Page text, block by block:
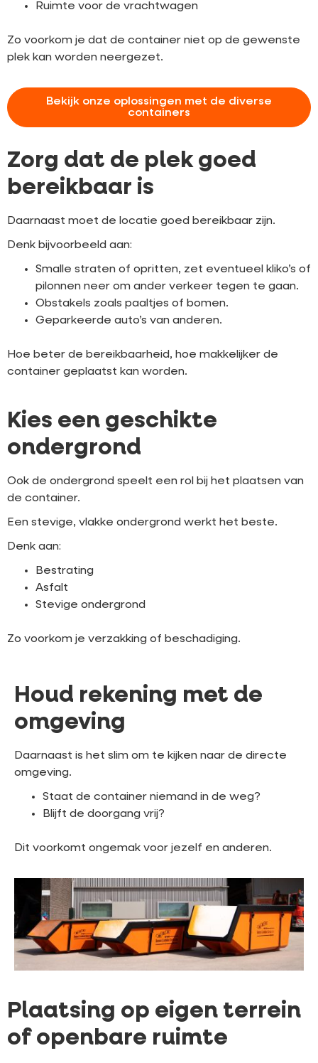
Ruimte voor de vrachtwagen
Zo voorkom je dat de container niet op de gewenste
plek kan worden neergezet.
Bekijk onze oplossingen met de diverse
containers
Zorg dat de plek goed
bereikbaar is
Daarnaast moet de locatie goed bereikbaar zijn.
Denk bijvoorbeeld aan:
Smalle straten of opritten, zet eventueel kliko’s of
pilonnen neer om ander verkeer tegen te gaan.
Obstakels zoals paaltjes of bomen.
Geparkeerde auto’s van anderen.
Hoe beter de bereikbaarheid, hoe makkelijker de
container geplaatst kan worden.
Kies een geschikte
ondergrond
Ook de ondergrond speelt een rol bij het plaatsen van
de container.
Een stevige, vlakke ondergrond werkt het beste.
Denk aan:
Bestrating
Asfalt
Stevige ondergrond
Zo voorkom je verzakking of beschadiging.
Houd rekening met de
omgeving
Daarnaast is het slim om te kijken naar de directe
omgeving.
Staat de container niemand in de weg?
Blijft de doorgang vrij?
Dit voorkomt ongemak voor jezelf en anderen.
Plaatsing op eigen terrein
of openbare ruimte